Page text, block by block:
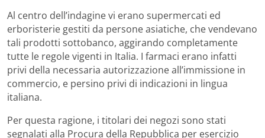
Al centro dell’indagine vi erano supermercati ed
erboristerie gestiti da persone asiatiche, che vendevano
tali prodotti sottobanco, aggirando completamente
tutte le regole vigenti in Italia. I farmaci erano infatti
privi della necessaria autorizzazione all’immissione in
commercio, e persino privi di indicazioni in lingua
italiana.
Per questa ragione, i titolari dei negozi sono stati
segnalati alla Procura della Repubblica per esercizio